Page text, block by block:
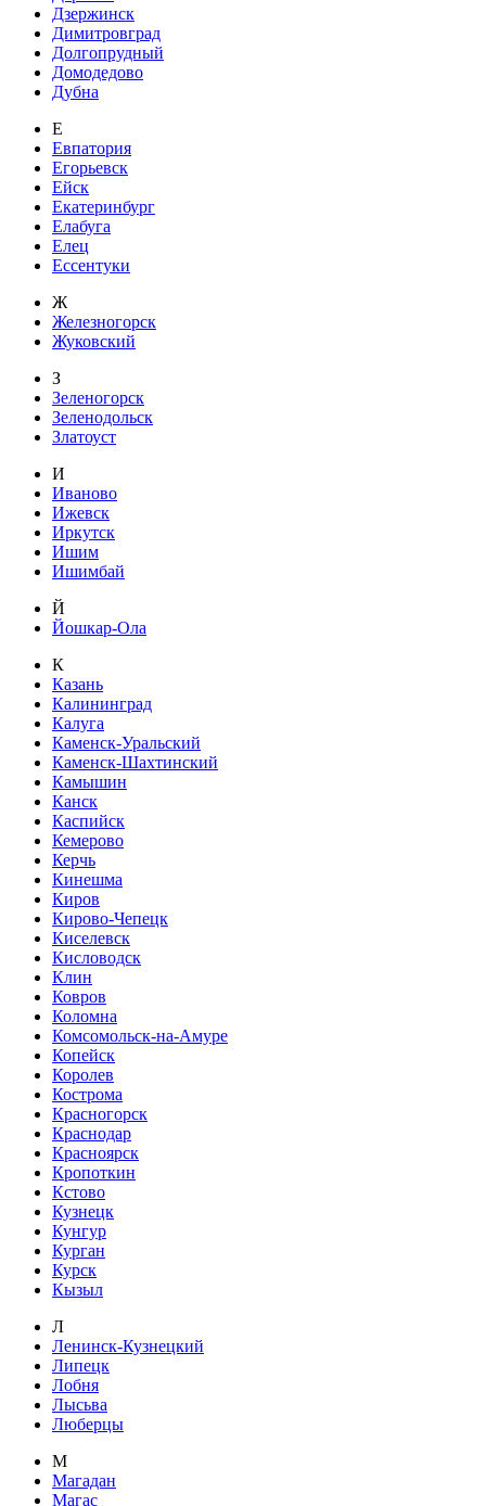
Дзержинск
Димитровград
Долгопрудный
Домодедово
Дубна
Е
Евпатория
Егорьевск
Ейск
Екатеринбург
Елабуга
Елец
Ессентуки
Ж
Железногорск
Жуковский
З
Зеленогорск
Зеленодольск
Златоуст
И
Иваново
Ижевск
Иркутск
Ишим
Ишимбай
Й
Йошкар-Ола
К
Казань
Калининград
Калуга
Каменск-Уральский
Каменск-Шахтинский
Камышин
Канск
Каспийск
Кемерово
Керчь
Кинешма
Киров
Кирово-Чепецк
Киселевск
Кисловодск
Клин
Ковров
Коломна
Комсомольск-на-Амуре
Копейск
Королев
Кострома
Красногорск
Краснодар
Красноярск
Кропоткин
Кстово
Кузнецк
Кунгур
Курган
Курск
Кызыл
Л
Ленинск-Кузнецкий
Липецк
Лобня
Лысьва
Люберцы
М
Магадан
Магас